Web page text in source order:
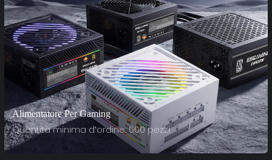
Alimentatore Per Gaming
Quantità minima d'ordine: 500 pezzi